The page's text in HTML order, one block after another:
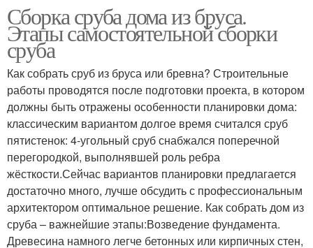
Сборка сруба дома из бруса.
Этапы самостоятельной сборки
сруба
Как собрать сруб из бруса или бревна? Строительные
работы проводятся после подготовки проекта, в котором
должны быть отражены особенности планировки дома:
классическим вариантом долгое время считался сруб
пятистенок: 4-угольный сруб снабжался поперечной
перегородкой, выполнявшей роль ребра
жёсткости.Сейчас вариантов планировки предлагается
достаточно много, лучше обсудить с профессиональным
архитектором оптимальное решение. Как собрать дом из
сруба – важнейшие этапы:Возведение фундамента.
Древесина намного легче бетонных или кирпичных стен,